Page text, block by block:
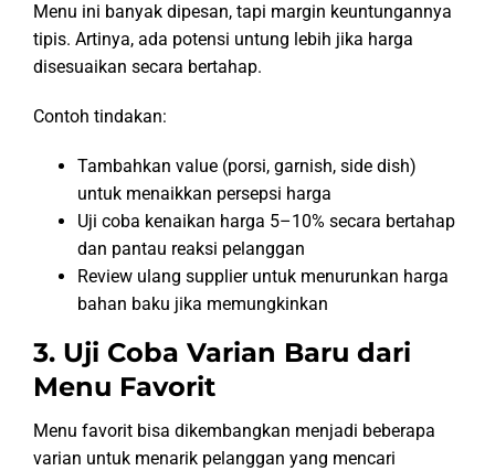
Menu ini banyak dipesan, tapi margin keuntungannya
tipis. Artinya, ada potensi untung lebih jika harga
disesuaikan secara bertahap.
Contoh tindakan:
Tambahkan value (porsi, garnish, side dish)
untuk menaikkan persepsi harga
Uji coba kenaikan harga 5–10% secara bertahap
dan pantau reaksi pelanggan
Review ulang supplier untuk menurunkan harga
bahan baku jika memungkinkan
3. Uji Coba Varian Baru dari
Menu Favorit
Menu favorit bisa dikembangkan menjadi beberapa
varian untuk menarik pelanggan yang mencari